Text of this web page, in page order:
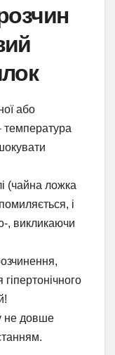
або
температура
(чайна ложка
і
, викликаючи
не довше